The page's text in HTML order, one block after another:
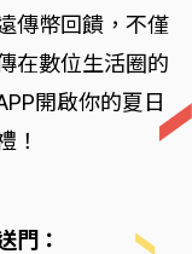
傳幣回饋，不僅
在數位生活圈的
開啟你的夏日
！
門：